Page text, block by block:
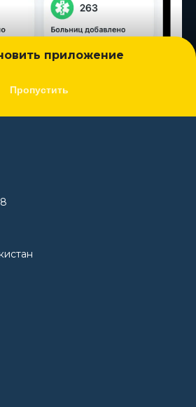
приложение
Пропустить